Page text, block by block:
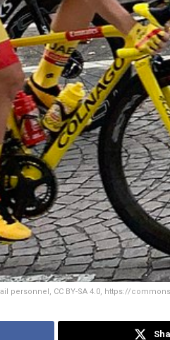
personnel, CC BY-SA 4.0, https://